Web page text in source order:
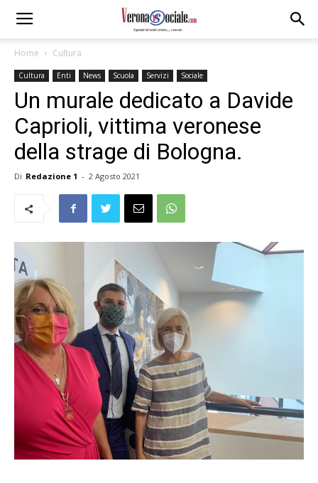
Home Cultura
Cultura Enti News Scuola Servizi Sociale
Un murale dedicato a Davide
Caprioli, vittima veronese
della strage di Bologna.
Di Redazione 1 - 2 Agosto 2021